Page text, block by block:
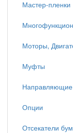
Мастер-пленки
Моторы,
Муфты
Направляющие
Опции
Отсекатели